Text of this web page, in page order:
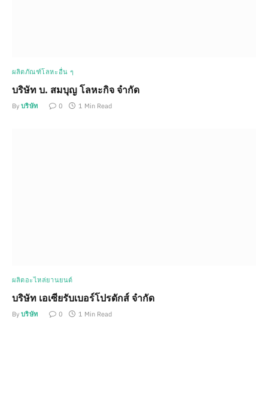
ผลิตภัณฑ์โลหะอื่น ๆ
บริษัท บ. สมบุญ โลหะกิจ จำกัด
By บริษัท 0 1 Min Read
ผลิตอะไหล่ยานยนต์
บริษัท เอเซียรับเบอร์โปรดักส์ จำกัด
By บริษัท 0 1 Min Read